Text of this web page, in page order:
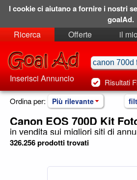
Ricerca Offerte il
Risultati
Inserisci Annuncio
Ordina per: Più rilevante
Canon EOS 700D Kit
in vendita sui migliori siti di
326.256 prodotti trovati
I cookie ci aiutano a fornire i nostri
goalAd.